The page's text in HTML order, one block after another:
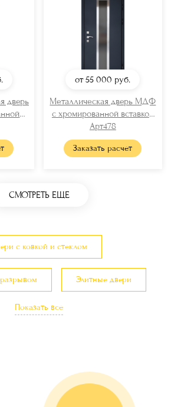
дверь
от 55 000 руб.
Металлическая дверь МДФ
с хромированной вставкой
и стеклом
Арт478
Заказать расчет
СМОТРЕТЬ ЕЩЕ
с ковкой и стеклом
Элитные двери
Двери с остеклением
Трехконтурные двери
Показать все